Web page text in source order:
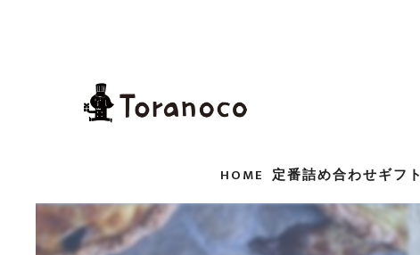
HOME 定番詰め合わせギフト